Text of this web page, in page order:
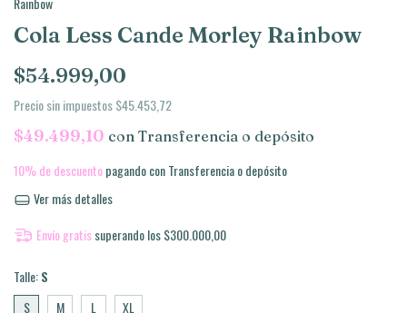
Cola Less Cande Morley Rainbow
$54.999,00
Precio sin impuestos$45.453,72
$49.499,10 con Transferencia o depósito
10% de descuentopagando con Transferencia o depósito
Ver más detalles
Envío gratissuperando los$300.000,00
Talle:S
S
M L XL